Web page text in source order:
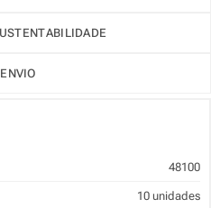
ENVIO
48100
10 unidades